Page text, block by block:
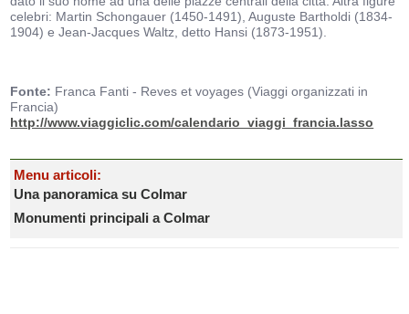
celebri: Martin Schongauer (1450-1491), Auguste Bartholdi (1834-
1904) e Jean-Jacques Waltz, detto Hansi (1873-1951).
Fonte: Franca Fanti - Reves et voyages (Viaggi organizzati in
Francia)
http://www.viaggiclic.com/calendario_viaggi_francia.lasso
Menu articoli:
Una panoramica su Colmar
Monumenti principali a Colmar